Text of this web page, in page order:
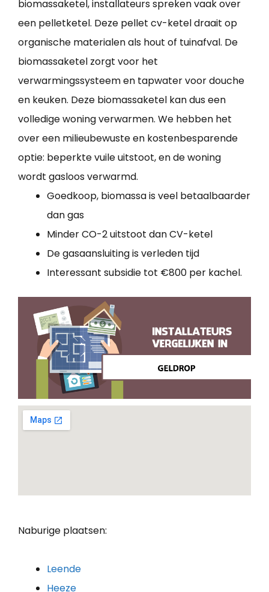
biomassaketel, installateurs spreken vaak over
een pelletketel. Deze pellet cv-ketel draait op
organische materialen als hout of tuinafval. De
biomassaketel zorgt voor het
verwarmingssysteem en tapwater voor douche
en keuken. Deze biomassaketel kan dus een
volledige woning verwarmen. We hebben het
over een milieubewuste en kostenbesparende
optie: beperkte vuile uitstoot, en de woning
wordt gasloos verwarmd.
Goedkoop, biomassa is veel betaalbaarder
dan gas
Minder CO-2 uitstoot dan CV-ketel
De gasaansluiting is verleden tijd
Interessant subsidie tot €800 per kachel.
Naburige plaatsen:
Leende
Heeze